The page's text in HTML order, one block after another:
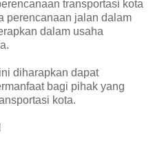
transportasi kota
perencanaan jalan dalam
dalam usaha
diharapkan dapat
bagi pihak yang
kota.